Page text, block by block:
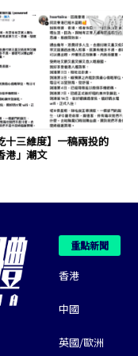
十三維度】一稿兩投的
港」潮文
重點新聞
香港
中國
英國/歐洲